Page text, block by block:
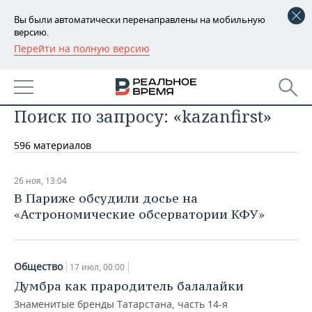
Вы были автоматически перенаправлены на мобильную
версию.
Перейти на полную версию
РЕГИОНЫ
БАШКОРТОСТАН
ТАТАРСТАН
УДМУРТИЯ
НОВОСТИ
АНАЛИТИКА
НОВОСТИ АНАЛИТИКИ
ДЕКЛАРАЦИИ О ДОХОДАХ
КОРОЛИ ГОСЗАКАЗА ПФО
ВУЗЫ ТАТАРСТАНА
КОМУ ПРИНАДЛЕЖАТ
ТОРГОВЫЕ ЦЕНТРЫ
ТАТАРСТАНА
ЭКОНОМИКА
НОВОСТИ ЭКОНОМИКИ
ФИНАНСЫ
БАНКИ
БЮДЖЕТ
ИНВЕСТИЦИИ
ПРОМЫШЛЕННОСТЬ
НОВОСТИ
ПРОМЫШЛЕННОСТИ
МАШИНОСТРОЕНИЕ
НЕДВИЖИМОСТЬ
НОВОСТИ НЕДВИЖИМОСТИ
АВТО
НОВОСТИ АВТО
БИЗНЕС
НОВОСТИ БИЗНЕСА
ТЕХНОЛОГИИ
Поиск по запросу: «kazanfirst»
596 материалов
26 ноя, 13:04
В Париже обсудили досье на
«Астрономические обсерватории КФУ»
Общество 17 июл, 00:00
Думбра как прародитель балалайки
Знаменитые бренды Татарстана, часть 14-я